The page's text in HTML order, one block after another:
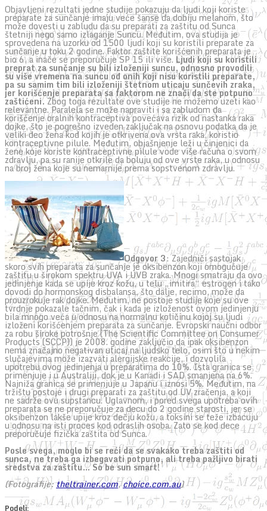
Objavljeni rezultati jedne studije pokazuju da ljudi koji koriste
preparate za sunčanje imaju veće šanse da dobiju melanom, što
može dovesti u zabludu da su preparati za zaštitu od Sunca
štetniji nego samo izlaganje Suncu. Međutim, ova studija je
sprovedena na uzorku od 1500 ljudi koji su koristili preparate za
sunčanje u toku 2 godine. Faktor zaštite korišćenih preparata je
bio 6, a inače se preporučuje SP 15 ili više. Ljudi koji su koristili
preprat za sunčanje su bili izloženiji suncu, odnosno provodili
su više vremena na suncu od onih koji nisu koristili preparate,
pa su samim tim bili izloženiji štetnom uticaju sunčevih zraka,
jer korišćenje preparata sa faktorom ne znači da ste potpuno
zaštićeni.Zbog toga rezultate ove studije ne možemo uzeti kao
relevantne. Paralela se može napraviti i sa zabludom da
korišćenje oralnih kontraceptiva povećava rizik od nastanka raka
dojke, što je pogrešno izveden zaključak na osnovu podatka da je
veliki deo žena kod kojih je otkrivena ova vrsta raka, koristio
kontraceptivne pilule. Međutim, objašnjenje leži u činjenici da
žene koje koriste kontraceptivne pilule vode više računa o svom
zdravlju, pa su ranije otkrile da boluju od ove vrste raka, u odnosu
na broj žena koje su nemarnije prema sopstvenom zdravlju.
Odgovor 3: Zajedniči sastojak
skoro svih preparata za sunčanje je oksibenzon koji omogućuje
zaštitu u širokom spektru UVA i UVB zraka. Mnogi smatraju da ovo
jedinjenje kada se upije kroz kožu, u telu „imitira“ estrogen i tako
dovodi do hormonskog disbalansa, što dalje, recimo, može da
prouzrokuje rak dojke. Međutim, ne postoje studije koje su ove
tvrdnje pokazale tačnim, čak i kada je izloženost ovom jedinjenju
bila mnogo veća u odnosu na normalnu količinu kojoj su ljudi
izloženi korišćenjem preparata za sunčanje. Evropski naučni odbor
za robu široke potrošnje (The Scientific Committee on Consumer
Products (SCCP)) je 2008. godine zaključio da ipak oksibenzon
nema značajno negativan uticaj na ljudsko telo, osim što u nekim
slučajevima može izazvati alergijske reakcije, i dozvolila
upotrebu ovog jedinjenja u preparatima do 10%. Ista granica se
primenjuje i u Australiji, dok je u Kanadi i SAD smanjena na 6%.
Najniža granica se primenjuje u Japanu i iznosi 5%. Međutim, na
tržištu postoje i drugi preparati za zaštitu od UV zračenja, a koji
ne sadrže ovu supstancu. Uglavnom, i pored svega upotreba ovih
preparata se ne preporučuje za decu do 2 godine starosti, jer se
oksibenzon lakše upije kroz dečju kožu, a toksini se teže izbacuju
u odnosu na isti proces kod odraslih osoba. Zato se kod dece
preporučuje fizička zaštita od Sunca.
Posle svega, moglo bi se reći da se svakako treba zaštiti od
sunca, ne treba ga izbegavati potpuno, ali treba pažljivo birati
sredstva za zaštitu… So be sun smart!
(Fotografije:theltrainer.com,choice.com.au)
Podeli: